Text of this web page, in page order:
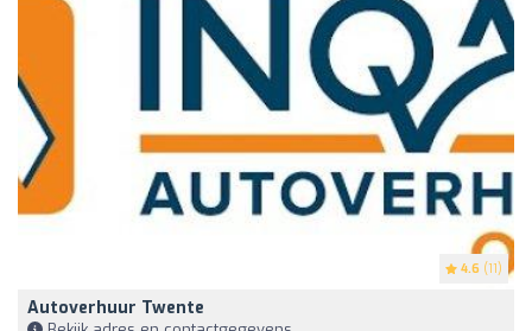
4.6 (11)
Autoverhuur Twente